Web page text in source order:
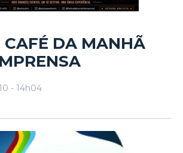
CAFÉ DA MANHÃ
- 14h04